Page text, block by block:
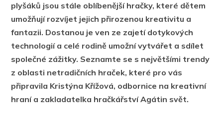
plyšáků jsou stále oblíbenější hračky, které dětem
umožňují rozvíjet jejich přirozenou kreativitu a
fantazii. Dostanou je ven ze zajetí dotykových
technologií a celé rodině umožní vytvářet a sdílet
společné zážitky. Seznamte se s největšími trendy
z oblasti netradičních hraček, které pro vás
připravila Kristýna Křížová, odbornice na kreativní
hraní a zakladatelka hračkářství Agátin svět.